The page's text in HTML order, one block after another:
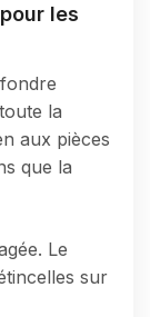
les
la
aux pièces
que la
Le
sur